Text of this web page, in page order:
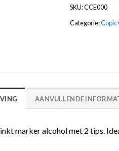
SKU:CCE000
Categorie:Copic
AANVULLENDE
marker alcohol met 2 tips.